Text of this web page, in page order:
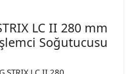
LC II 280 mm
Soğutucusu